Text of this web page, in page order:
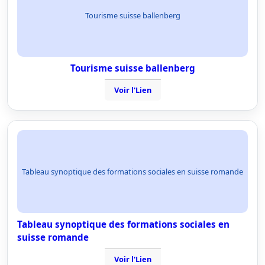
Tourisme suisse ballenberg
Tourisme suisse ballenberg
Voir l'Lien
Tableau synoptique des formations sociales en suisse romande
Tableau synoptique des formations sociales en
suisse romande
Voir l'Lien